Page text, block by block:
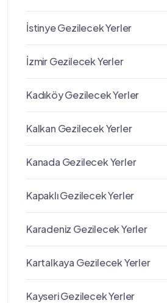
İstinye Gezilecek Yerler
İzmir Gezilecek Yerler
Kadıköy Gezilecek Yerler
Kalkan Gezilecek Yerler
Kanada Gezilecek Yerler
Kapaklı Gezilecek Yerler
Karadeniz Gezilecek Yerler
Kartalkaya Gezilecek Yerler
Kayseri Gezilecek Yerler